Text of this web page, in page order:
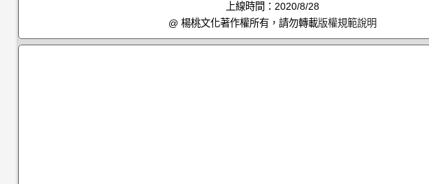
上線時間：2020/8/28
@ 楊桃文化著作權所有，請勿轉載版權規範說明